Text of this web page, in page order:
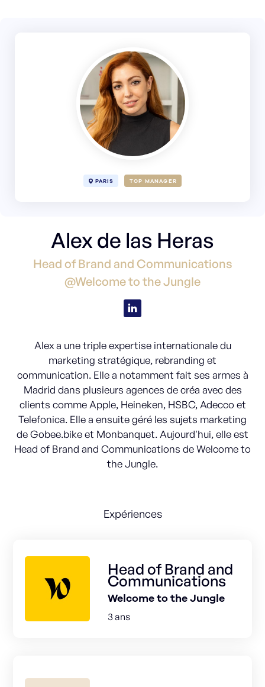
PARIS TOP MANAGER
Alex de las Heras
Head of Brand and Communications
@Welcome to the Jungle
Alex a une triple expertise internationale du
marketing stratégique, rebranding et
communication. Elle a notamment fait ses armes à
Madrid dans plusieurs agences de créa avec des
clients comme Apple, Heineken, HSBC, Adecco et
Telefonica. Elle a ensuite géré les sujets marketing
de Gobee.bike et Monbanquet. Aujourd'hui, elle est
Head of Brand and Communications de Welcome to
the Jungle.
Expériences
Head of Brand and
Communications
Welcome to the Jungle
3 ans